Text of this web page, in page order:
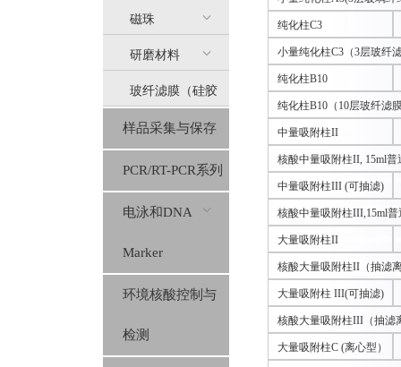
磁珠
研磨材料
玻纤滤膜（硅胶
膜）
样品采集与保存
PCR/RT-PCR系列
电泳和DNA
Marker
环境核酸控制与
检测
纯化柱C3
小量纯化柱C3（3层玻纤
纯化柱B10
纯化柱B10（10层玻纤滤
中量吸附柱II
核酸中量吸附柱II, 15ml
中量吸附柱III (可抽滤)
核酸中量吸附柱III,15ml
大量吸附柱II
核酸大量吸附柱II（抽滤
大量吸附柱 III(可抽滤)
核酸大量吸附柱III（抽滤
大量吸附柱C (离心型）